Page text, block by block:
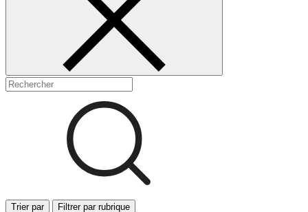
Trier par Filtrer par rubrique